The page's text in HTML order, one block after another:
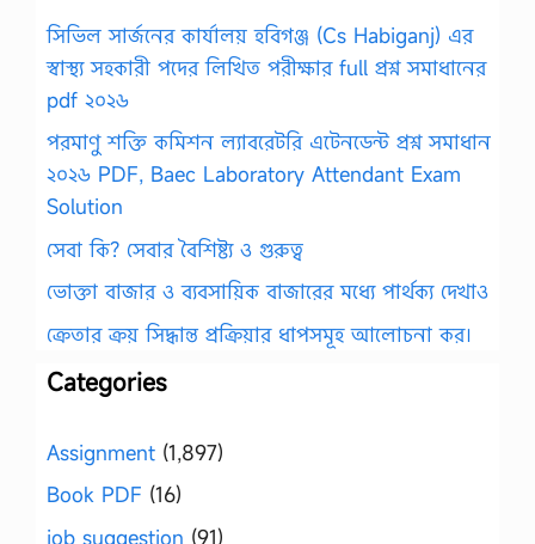
সিভিল সার্জনের কার্যালয় হবিগঞ্জ (Cs Habiganj) এর
স্বাস্থ্য সহকারী পদের লিখিত পরীক্ষার full প্রশ্ন সমাধানের
pdf ২০২৬
পরমাণু শক্তি কমিশন ল্যাবরেটরি এটেনডেন্ট প্রশ্ন সমাধান
২০২৬ PDF, Baec Laboratory Attendant Exam
Solution
সেবা কি? সেবার বৈশিষ্ট্য ও গুরুত্ব
ভোক্তা বাজার ও ব্যবসায়িক বাজারের মধ্যে পার্থক্য দেখাও
ক্রেতার ক্রয় সিদ্ধান্ত প্রক্রিয়ার ধাপসমূহ আলোচনা কর।
Categories
Assignment (1,897)
Book PDF (16)
job suggestion (91)